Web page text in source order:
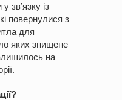
зв’язку із
повернулися з
для
яких знищене
на